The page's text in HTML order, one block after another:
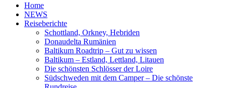
Home
NEWS
Reiseberichte
Schottland, Orkney, Hebriden
Donaudelta Rumänien
Baltikum Roadtrip – Gut zu wissen
Baltikum – Estland, Lettland, Litauen
Die schönsten Schlösser der Loire
Südschweden mit dem Camper – Die schönste